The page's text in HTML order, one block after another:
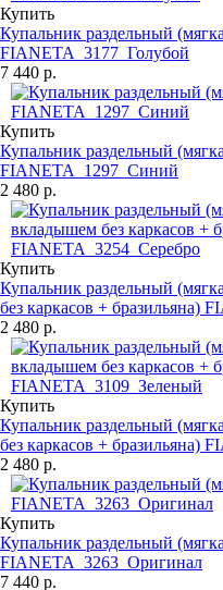
Купить
Купальник раздельный
FIANETA_3177_Голубой
7 440 р.
Купить
Купальник раздельный
FIANETA_1297_Синий
2 480 р.
Купить
Купальник раздельный
без каркасов + бразильяна)
2 480 р.
Купить
Купальник раздельный
без каркасов + бразильяна)
2 480 р.
Купить
Купальник раздельный
FIANETA_3263_Оригинал
7 440 р.